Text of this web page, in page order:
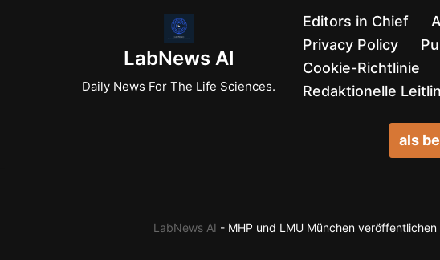
LabNews AI
Daily News For The Life Sciences.
Editors in Chief
Privacy Policy
Cookie-Richtlinie
Redaktionelle
als
LabNews AI - MHP und LMU München